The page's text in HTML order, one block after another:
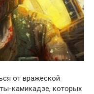
от вражеской
камикадзе, которых